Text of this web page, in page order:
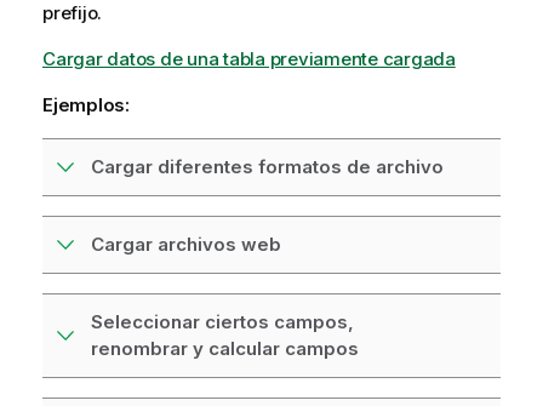
prefijo.
Cargar datos de una tabla previamente cargada
Ejemplos:
Cargar diferentes formatos de archivo
Cargar archivos web
Seleccionar ciertos campos,
renombrar y calcular campos